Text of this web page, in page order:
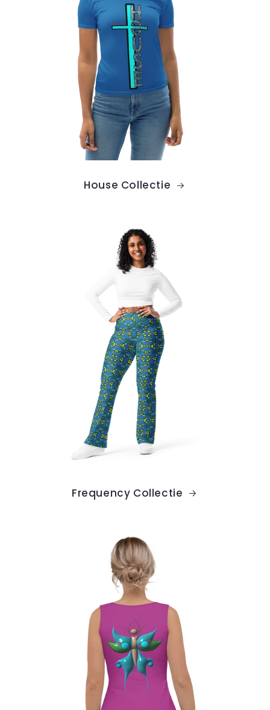
House Collectie
Frequency Collectie